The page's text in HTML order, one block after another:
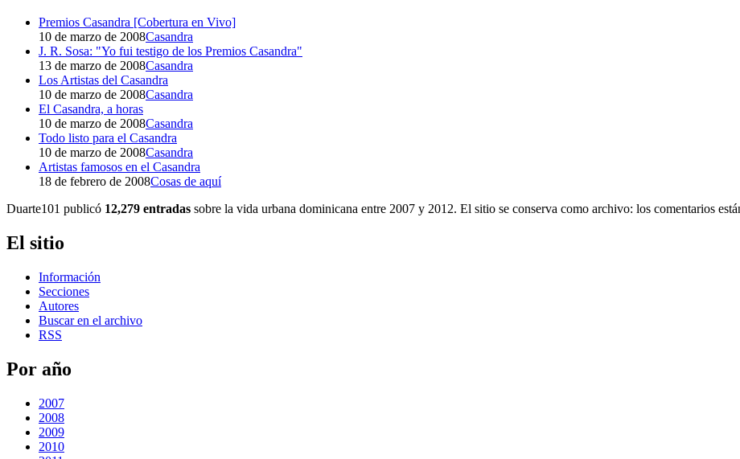
Premios Casandra [Cobertura en Vivo]
10 de marzo de 2008Casandra
J. R. Sosa: "Yo fui testigo de los Premios Casandra"
13 de marzo de 2008Casandra
Los Artistas del Casandra
10 de marzo de 2008Casandra
El Casandra, a horas
10 de marzo de 2008Casandra
Todo listo para el Casandra
10 de marzo de 2008Casandra
Artistas famosos en el Casandra
18 de febrero de 2008Cosas de aquí
Duarte101 publicó 12,279 entradas sobre la vida urbana dominicana entre 2007 y 2012. El sitio se conserva como archivo: los comentarios
El sitio
Información
Secciones
Autores
Buscar en el archivo
RSS
Por año
2007
2008
2009
2010